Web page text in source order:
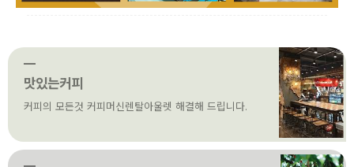
맛있는커피
커피의 모든것 커피머신렌탈아울렛 해결해 드립니다.